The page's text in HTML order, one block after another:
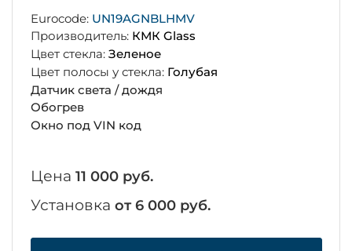
Eurocode: UN19AGNBLHMV
Производитель: КМК Glass
Цвет стекла: Зеленое
Цвет полосы у стекла: Голубая
Датчик света / дождя
Обогрев
Окно под VIN код
Цена 11 000 руб.
Установка от 6 000 руб.